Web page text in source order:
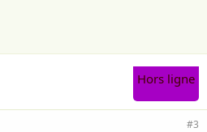
Hors ligne
#3